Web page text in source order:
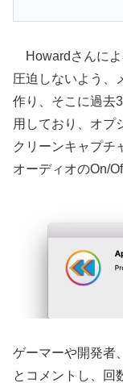
Howardさんによ
圧迫しないよう、
作り、そこに過去
用しており、オプ
クリーンキャプチ
オーディオのOn/
ゲーマーや開発者
とコメントし、回